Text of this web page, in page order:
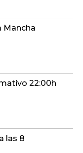
Mancha
22:00h
las 8